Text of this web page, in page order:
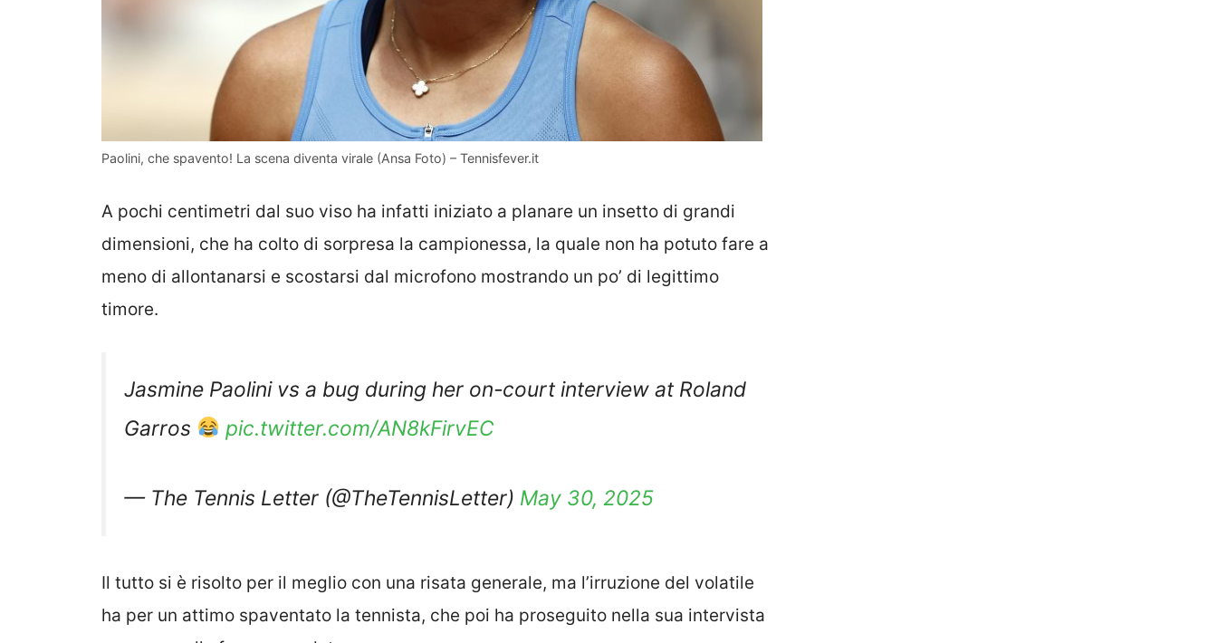
Paolini, che spavento! La scena diventa virale (Ansa Foto) – Tennisfever.it
A pochi centimetri dal suo viso ha infatti iniziato a planare un insetto di grandi
dimensioni, che ha colto di sorpresa la campionessa, la quale non ha potuto fare a
meno di allontanarsi e scostarsi dal microfono mostrando un po’ di legittimo
timore.
Jasmine Paolini vs a bug during her on-court interview at Roland
Garros
pic.twitter.com/AN8kFirvEC
— The Tennis Letter (@TheTennisLetter) May 30, 2025
Il tutto si è risolto per il meglio con una risata generale, ma l’irruzione del volatile
ha per un attimo spaventato la tennista, che poi ha proseguito nella sua intervista